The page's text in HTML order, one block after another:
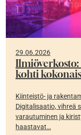
29.06.2026
kohti
Kiinteistö- ja
Digitalisaatio, vihreä
varautuminen ja
haastavat…